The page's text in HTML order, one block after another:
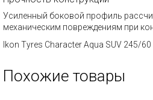
Усиленный боковой профиль
механическим повреждениям при
Ikon Tyres Character Aqua SUV 245/
Похожие товары